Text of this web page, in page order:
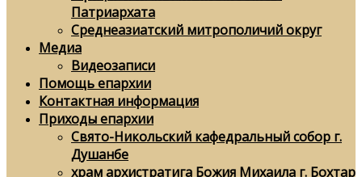
Патриархата
Среднеазиатский митрополичий округ
Медиа
Видеозаписи
Помощь епархии
Контактная информация
Приходы епархии
Свято-Никольский кафедральный собор г.
Душанбе
храм архистратига Божия Михаила г. Бохтар